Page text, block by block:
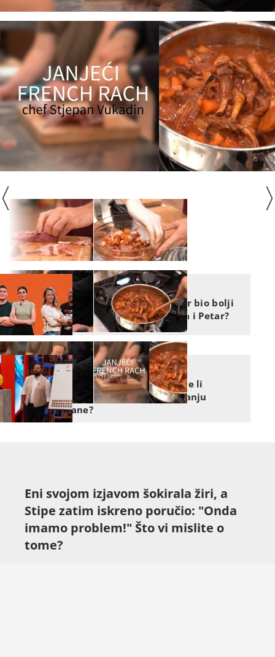
LJUBAVNE PRIČE
Koji vam je MasterChef par bio bolji
- Ivana i Moris ili Anamaria i Petar?
SAZNAJTE!
MasterChef PITALICA: Znate li
odgovore na pitanja o bacanju
hrane?
Eni svojom izjavom šokirala žiri, a
Stipe zatim iskreno poručio: "Onda
imamo problem!" Što vi mislite o
tome?